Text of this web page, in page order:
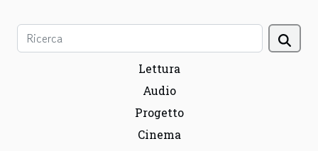
Lettura
Audio
Progetto
Cinema